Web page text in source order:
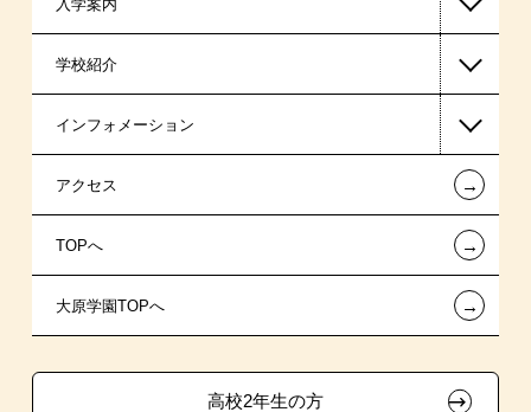
東京経営大学 学士取得コース
高等教育の修学支援新制度
日本学生支援機構の奨学金
日本政策金融公庫（国の教育ローン）
提携教育ローン
新聞奨学生
試験による特待生制度
入学案内
一般入学
AO入学制度
指定校推薦入学
特別推薦入学
推薦入学
生徒会活動推薦入学
学校紹介
在校生からあなたへ
夢を叶えた先輩たち
施設・研修所
学生寮・マンションのご案内
インフォメーション
お知らせ・新着情報
在校生へのお知らせ
各種証明書の発行ご希望の方
アクセス ←
TOPへ ←
大原学園TOPへ ←
高校2年生の方